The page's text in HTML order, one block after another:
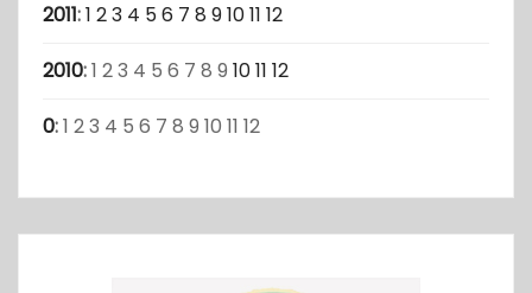
2011:1 23 4 56 7 8 91011 12
2010:1 23 4 5 6 7 8 9 1011 12
0:1 23 4 5 6 7 8 9 10 11 12